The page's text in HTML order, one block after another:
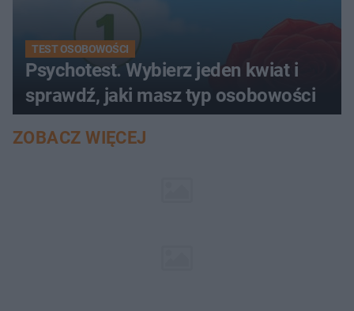
TEST OSOBOWOŚCI
Psychotest. Wybierz jeden kwiat i
sprawdź, jaki masz typ osobowości
ZOBACZ WIĘCEJ